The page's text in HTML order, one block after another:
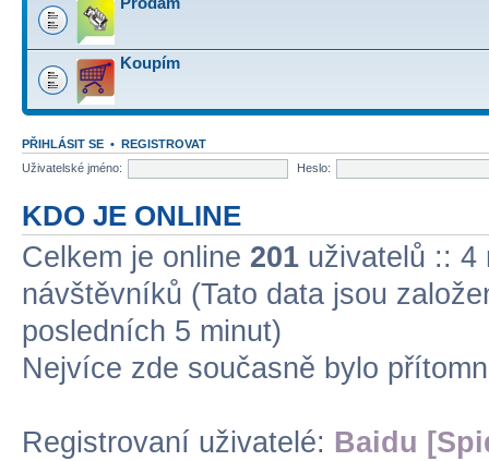
Koupím
PŘIHLÁSIT SE • REGISTROVAT
Uživatelské jméno:
Heslo:
KDO JE ONLINE
Celkem je online 201 uživatelů :: 4
návštěvníků (Tato data jsou
posledních 5 minut)
Nejvíce zde současně bylo
Registrovaní uživatelé: Baidu